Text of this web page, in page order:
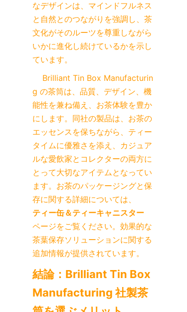
なデザインは、マインドフルネス
と自然とのつながりを強調し、茶
文化がそのルーツを尊重しながら
いかに進化し続けているかを示し
ています。
g の茶筒は、品質、デザイン、機
能性を兼ね備え、お茶体験を豊か
にします。同社の製品は、お茶の
エッセンスを保ちながら、ティー
タイムに優雅さを添え、カジュア
ルな愛飲家とコレクターの両方に
とって大切なアイテムとなってい
ます。お茶のパッケージングと保
存に関する詳細については、
ティー缶＆ティーキャニスター
ページをご覧ください。効果的な
茶葉保存ソリューションに関する
追加情報が提供されています。
結論：Brilliant Tin Box
Manufacturing 社製茶